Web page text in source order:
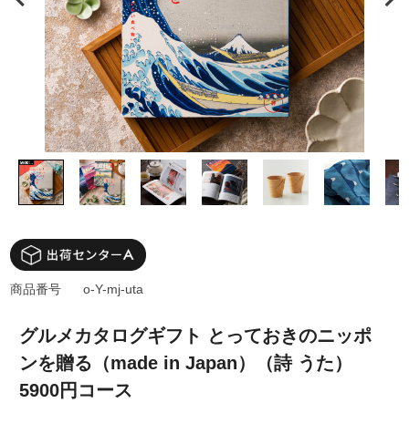
グルメカタログギフト とっておきのニッポ
ンを贈る（made in Japan）（詩 うた）
5900円コース
商品番号 o-Y-mj-uta